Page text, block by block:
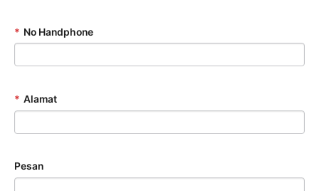
* No Handphone
* Alamat
Pesan